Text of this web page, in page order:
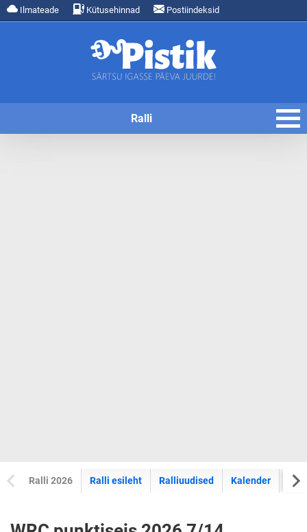
Ilmateade Kütusehinnad Postiindeksid
Ralli
Ralli 2026 Ralli esileht Ralliuudised Kalender